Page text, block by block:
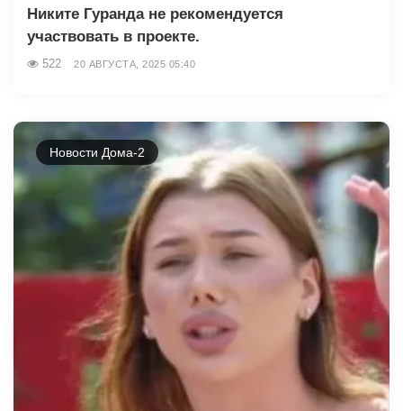
Никите Гуранда не рекомендуется
участвовать в проекте.
522 20 АВГУСТА, 2025 05:40
Новости Дома-2